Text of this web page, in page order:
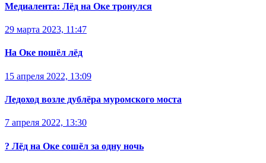
Медиалента: Лёд на Оке тронулся
29 марта 2023, 11:47
На Оке пошёл лёд
15 апреля 2022, 13:09
Ледоход возле дублёра муромского моста
7 апреля 2022, 13:30
? Лёд на Оке сошёл за одну ночь